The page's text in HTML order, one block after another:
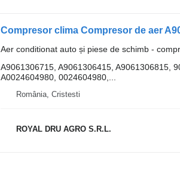
Aer conditionat auto și piese de schimb -
A9061306715, A9061306415, A9061306815,
A0024604980, 0024604980,...
România, Cristesti
ROYAL DRU AGRO S.R.L.